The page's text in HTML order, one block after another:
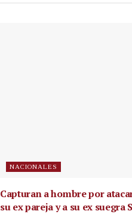
NACIONALES
Capturan a hombre por
su ex pareja y a su ex suegra